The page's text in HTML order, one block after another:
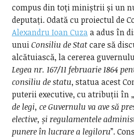
compus din toți miniștrii și un
deputați. Odată cu proiectul de
Alexandru Ioan Cuzaa adus în
unuiConsiliu de Statcare să
alcătuiască, la cererea
Legea nr. 167/11 februarie 1864
consiliu de statu, statua acest
puterii executive, cu atribuții în „
de legi, ce Guvernulu va ave să
elective, și regulamentele
punere în lucrare a legiloru”.